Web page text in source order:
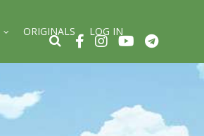
ORIGINALS LOG IN